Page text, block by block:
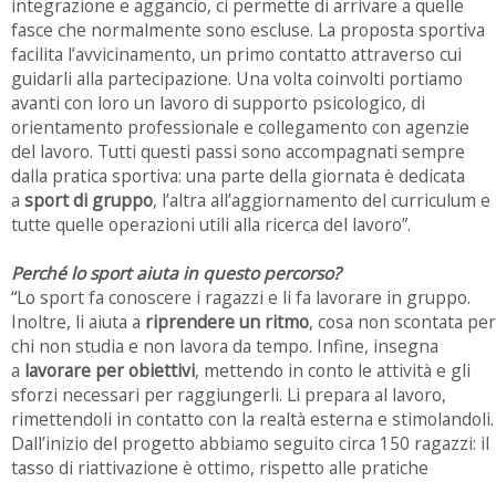
integrazione e aggancio, ci permette di arrivare a quelle
fasce che normalmente sono escluse. La proposta sportiva
facilita l’avvicinamento, un primo contatto attraverso cui
guidarli alla partecipazione. Una volta coinvolti portiamo
avanti con loro un lavoro di supporto psicologico, di
orientamento professionale e collegamento con agenzie
del lavoro. Tutti questi passi sono accompagnati sempre
dalla pratica sportiva: una parte della giornata è dedicata
a sport di gruppo, l’altra all’aggiornamento del curriculum e
tutte quelle operazioni utili alla ricerca del lavoro”.
Perché lo sport aiuta in questo percorso?
“Lo sport fa conoscere i ragazzi e li fa lavorare in gruppo.
Inoltre, li aiuta a riprendere un ritmo, cosa non scontata per
chi non studia e non lavora da tempo. Infine, insegna
a lavorare per obiettivi, mettendo in conto le attività e gli
sforzi necessari per raggiungerli. Li prepara al lavoro,
rimettendoli in contatto con la realtà esterna e stimolandoli.
Dall’inizio del progetto abbiamo seguito circa 150 ragazzi: il
tasso di riattivazione è ottimo, rispetto alle pratiche